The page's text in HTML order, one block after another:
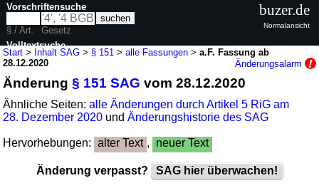
Start > Inhalt SAG > § 151 >alle Fassungen >a.F. Fassung ab
28.12.2020
Änderungsalarm
Änderung§ 151 SAG vom 28.12.2020
Ähnliche Seiten:alle Änderungen durch Artikel 5 RiG am
28. Dezember 2020 undÄnderungshistorie des SAG
Hervorhebungen: alter Text , neuer Text
Änderung verpasst? SAG hier überwachen!
Vorschriftensuche
§ / Art.
Gesetz
Volltextsuche
buzer.de
Normalansicht